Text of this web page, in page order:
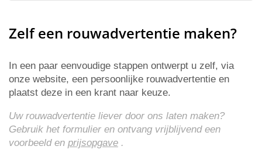
Zelf een rouwadvertentie maken?
In een paar eenvoudige stappen ontwerpt u zelf, via
onze website, een persoonlijke rouwadvertentie en
plaatst deze in een krant naar keuze.
Uw rouwadvertentie liever door ons laten maken?
Gebruik het formulier en ontvang vrijblijvend een
voorbeeld en prijsopgave .